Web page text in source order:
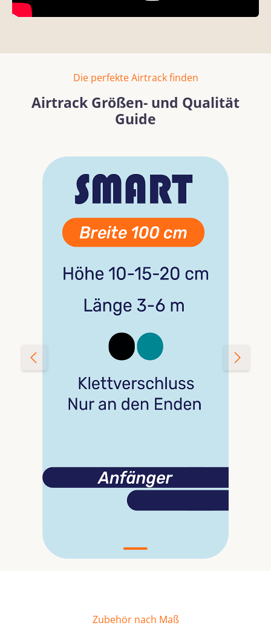
Die perfekte Airtrack finden
Airtrack Größen- und Qualität
Guide
Bildergalerie überspringen
Mehr erfahren
Zubehör nach Maß